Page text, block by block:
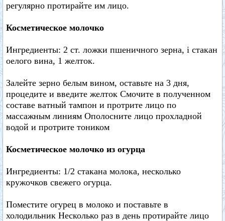
регулярно протирайте им лицо.
Косметическое молочко
Ингредиенты: 2 ст. ложки пшеничного зерна, i стакан
оелого вина, 1 желток.
Залейте зерно белым вином, оставьте на 3 дня,
процедите и введите желток Смочите в полученном
составе ватный тампон и протрите лицо по
массажным линиям Ополосните лицо прохладной
водой и протрите тоником
Косметическое молочко из огурца
Ингредиенты: 1/2 стакана молока, несколько
кружочков свежего огурца.
Поместите огурец в молоко и поставьте в
холодильник Несколько раз в день протирайте лицо